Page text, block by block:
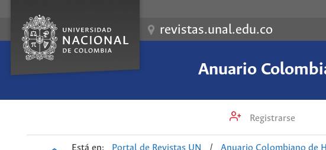
revistas.unal.edu.co
Anuario
Registrarse
Está en: Portal de Revistas UN / Anuario Colombiano de